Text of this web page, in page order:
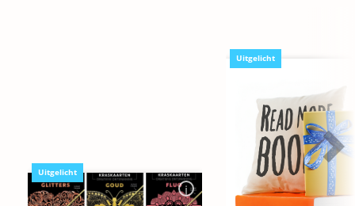
Uitgelicht
Uitgelicht